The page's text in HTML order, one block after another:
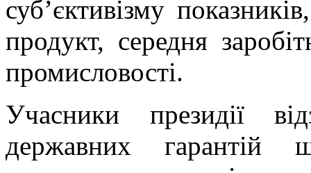
суб’єктивізму
продукт, середня
промисловості.
Учасники президії
державних гарантій